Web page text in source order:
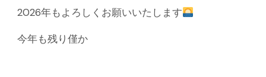
2026年もよろしくお願いいたします
今年も残り僅か